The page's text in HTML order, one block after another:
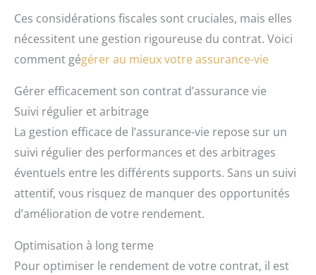
Ces considérations fiscales sont cruciales, mais elles
nécessitent une gestion rigoureuse du contrat. Voici
comment gégérer au mieux votre assurance-vie
Gérer efficacement son contrat d’assurance vie
Suivi régulier et arbitrage
La gestion efficace de l’assurance-vie repose sur un
suivi régulier des performances et des arbitrages
éventuels entre les différents supports. Sans un suivi
attentif, vous risquez de manquer des opportunités
d’amélioration de votre rendement.
Optimisation à long terme
Pour optimiser le rendement de votre contrat, il est